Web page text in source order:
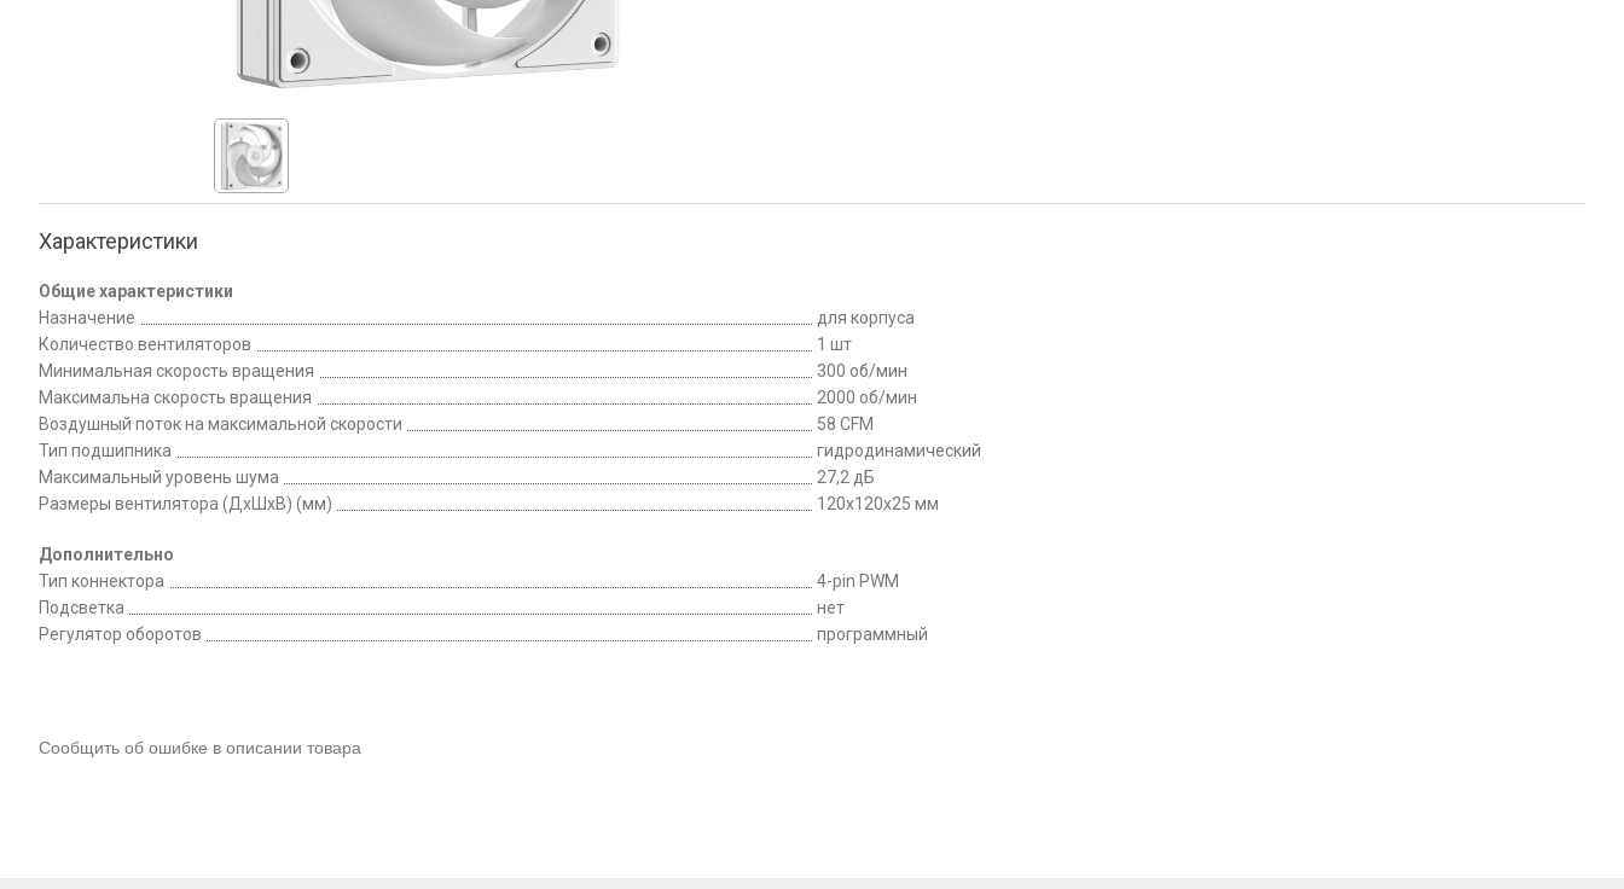
Характеристики
Общие характеристики
Назначение
для корпуса
Количество вентиляторов
1 шт
Минимальная скорость вращения
300 об/мин
Максимальна скорость вращения
2000 об/мин
Воздушный поток на максимальной скорости
58 CFM
Тип подшипника
гидродинамический
Максимальный уровень шума
27,2 дБ
Размеры вентилятора (ДхШхВ) (мм)
120x120x25 мм
Дополнительно
Тип коннектора
4-pin PWM
Подсветка
нет
Регулятор оборотов
программный
Сообщить об ошибке в описании товара